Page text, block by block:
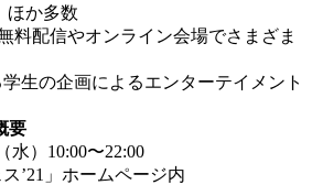
ほか多数
料配信やオンライン会場でさまざま
生の企画によるエンターテイメント
要
水）10:00〜22:00
’21」ホームページ内